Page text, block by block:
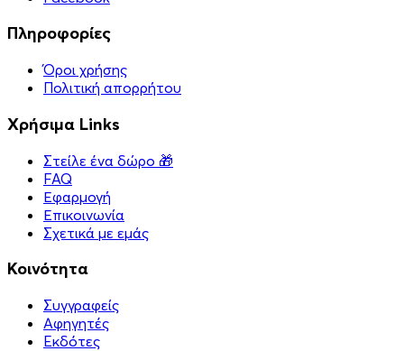
Πληροφορίες
Όροι χρήσης
Πολιτική απορρήτου
Χρήσιμα Links
Στείλε ένα δώρο 🎁
FAQ
Εφαρμογή
Επικοινωνία
Σχετικά με εμάς
Κοινότητα
Συγγραφείς
Αφηγητές
Eκδότες